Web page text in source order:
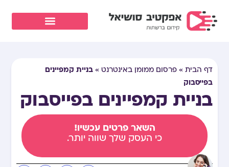
דף הבית »פרסום ממומן באינטרנט »בניית קמפיינים
בפייסבוק
בניית קמפיינים בפייסבוק
השאר פרטים עכשיו!
כי העסק שלך שווה יותר.